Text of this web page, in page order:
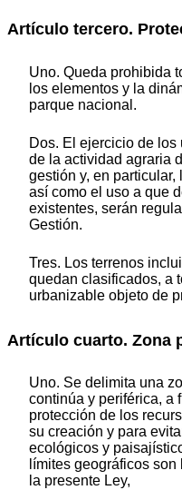
Artículo tercero.
Uno. Queda prohibida
los elementos y la
parque nacional.
Dos. El ejercicio de
de la actividad agraria
gestión y, en
así como el uso a que
existentes, serán
Gestión.
Tres. Los terrenos
quedan clasificados, a
urbanizable objeto de
Artículo cuarto. Zona
Uno. Se delimita una
continúa y periférica, a
protección de los
su creación y para
ecológicos y
límites geográficos
la presente Ley,